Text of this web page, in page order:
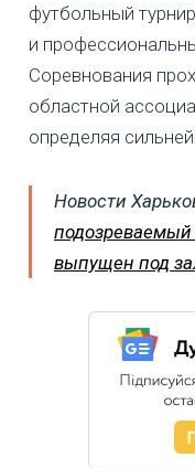
футбольный
и
Соревнования
областной
определяя
Новости
выпущен под